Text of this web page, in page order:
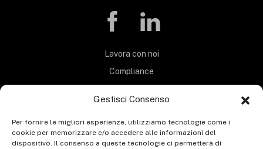
Gestisci Consenso
Per fornire le migliori esperienze, utilizziamo tecnologie come i
cookie per memorizzare e/o accedere alle informazioni del
dispositivo. Il consenso a queste tecnologie ci permetterà di
Lavora con noi
Compliance
Carta Servizi
MOG 231